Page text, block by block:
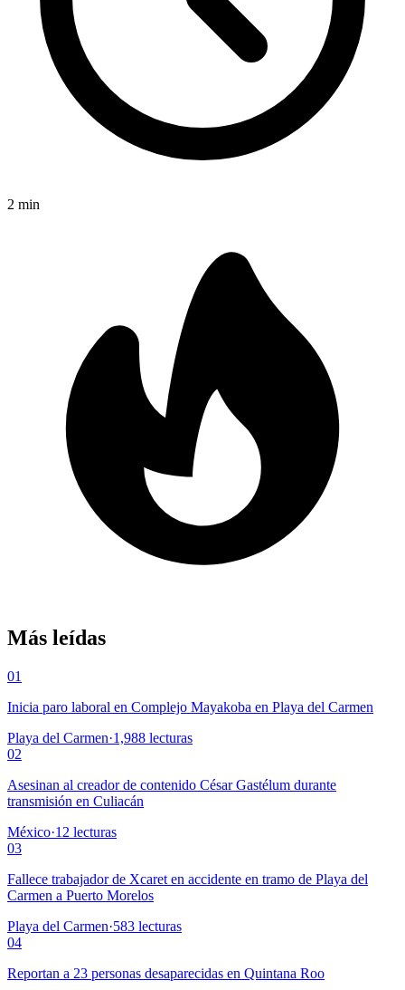
2 min
Más leídas
01
Inicia paro laboral en Complejo Mayakoba en Playa del Carmen
Playa del Carmen·1,988 lecturas
02
Asesinan al creador de contenido César Gastélum durante
transmisión en Culiacán
México·12 lecturas
03
Fallece trabajador de Xcaret en accidente en tramo de Playa del
Carmen a Puerto Morelos
Playa del Carmen·583 lecturas
04
Reportan a 23 personas desaparecidas en Quintana Roo